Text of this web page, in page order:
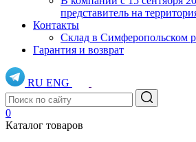
представитель на
Контакты
Склад в Симферопольском
Гарантия и возврат
RU ENG
0
Каталог товаров